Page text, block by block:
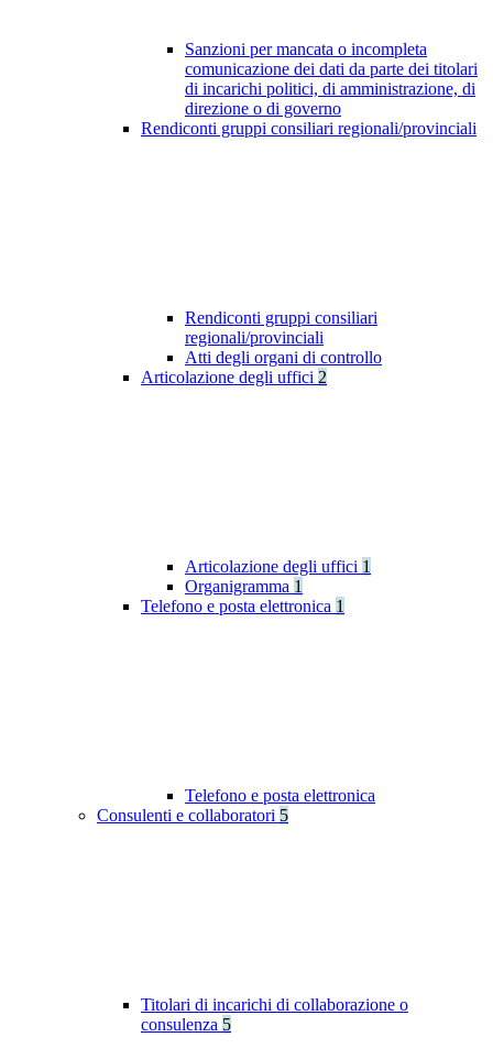
Sanzioni per mancata o incompleta
comunicazione dei dati da parte dei titolari
di incarichi politici, di amministrazione, di
direzione o di governo
Rendiconti gruppi consiliari regionali/provinciali
Rendiconti gruppi consiliari
regionali/provinciali
Atti degli organi di controllo
Articolazione degli uffici 2
Articolazione degli uffici 1
Organigramma 1
Telefono e posta elettronica 1
Telefono e posta elettronica
Consulenti e collaboratori 5
Titolari di incarichi di collaborazione o
consulenza 5